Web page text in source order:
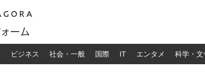
ビジネス 社会・一般 国際 IT エンタメ 科学・文